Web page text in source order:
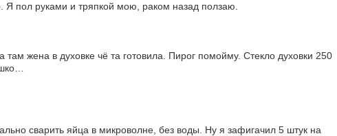
пол руками и тряпкой мою, раком назад ползаю.
там жена в духовке чё та готовила. Пирог помойму. Стекло духовки 250
сварить яйца в микроволне, без воды. Ну я зафигачил 5 штук на